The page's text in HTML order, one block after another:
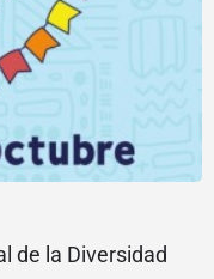
de la Diversidad